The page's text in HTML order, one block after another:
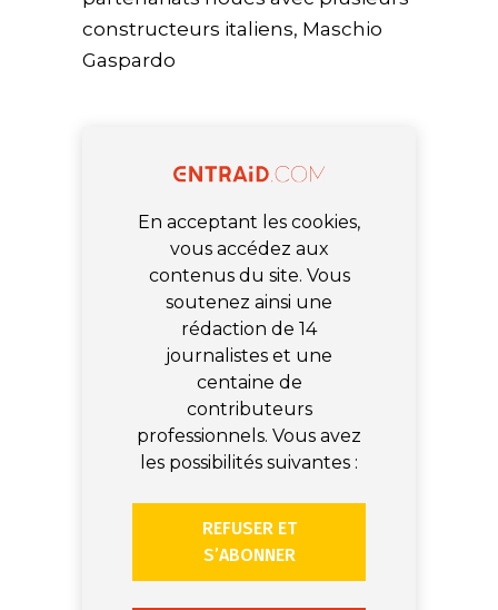
constructeurs italiens, Maschio
Gaspardo
En acceptant les cookies,
vous accédez aux
contenus du site. Vous
soutenez ainsi une
rédaction de 14
journalistes et une
centaine de
contributeurs
professionnels. Vous avez
les possibilités suivantes :
REFUSER ET
S’ABONNER